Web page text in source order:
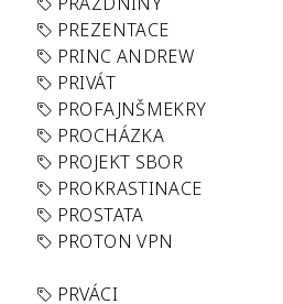
PREZENTACE
PRINC ANDREW
PRIVÁT
PROFAJNŠMEKRY
PROCHÁZKA
PROJEKT SBOR
PROKRASTINACE
PROSTATA
PROTON VPN
PRVÁCI